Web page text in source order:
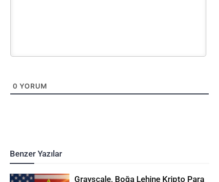
0 YORUM
Benzer Yazılar
Grayscale, Boğa Lehine Kripto Para